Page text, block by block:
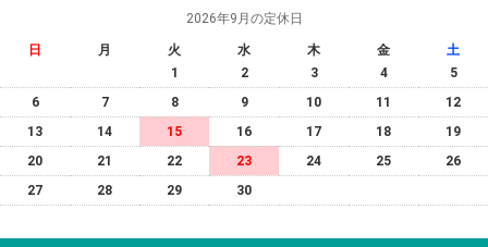
2026年9月の定休日
日 月 火 水 木 金
土
1
2 3 4
5
6
7 8 9 10 11
12
13
14 15 16 17 18
19
20
21 22 23 24 25
26
27
28 29 30